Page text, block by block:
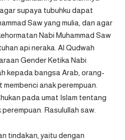
supaya tubuhku dapat
Saw yang mulia, dan agar
Nabi Muhammad Saw
api neraka. Al Qudwah
Gender Ketika Nabi
kepada bangsa Arab, orang-
anak perempuan.
pada umat Islam tentang
Rasulullah saw.
tindakan, yaitu dengan